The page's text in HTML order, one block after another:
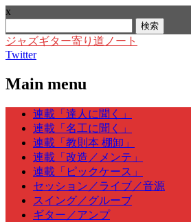
x
索:
ジャズギター寄り道ノート
Twitter
Main menu
Skip
content
連載「達人に聞く」
連載「名工に聞く」
連載「教則本 棚卸」
連載「改造／メンテ」
連載「ピックケース」
セッション／ライブ／音源
スイング／グルーブ
ギター／アンプ